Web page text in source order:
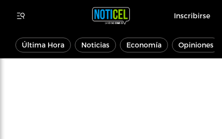
Inscribirse
Última Hora Noticias Economía Opiniones